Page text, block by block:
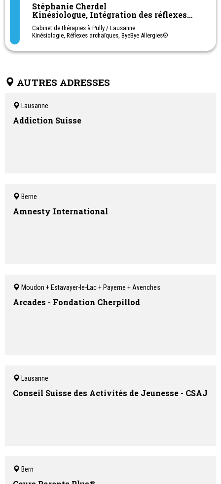
Prestations :
Coaching co-parental · Médiation familiale · Coordination
parentale · Visites médiatisées · Audition de l’enfant et de
l’adolescent
Stéphanie Cherdel
Kinésiologue, Intégration des réflexes
archaïques
Cabinet de thérapies à Pully / Lausanne.
Kinésiologie, Réflexes archaïques, ByeBye Allergies®.
AUTRES ADRESSES
Lausanne
Addiction Suisse
Berne
Amnesty International
Moudon + Estavayer-le-Lac + Payerne + Avenches
Arcades - Fondation Cherpillod
Lausanne
Conseil Suisse des Activités de Jeunesse - CSAJ
Bern